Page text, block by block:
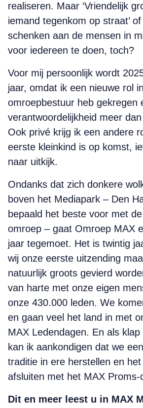
realiseren. Maar ‘Vriendelijk
iemand tegenkom op straat’ of
schenken aan de mensen in
voor iedereen te doen, toch?
Voor mij persoonlijk wordt
jaar, omdat ik een nieuwe rol
omroepbestuur heb gekregen
verantwoordelijkheid meer
Ook privé krijg ik een andere
eerste kleinkind is op komst,
naar uitkijk.
Ondanks dat zich donkere
boven het Mediapark – Den
bepaald het beste voor met
omroep – gaat Omroep MAX
jaar tegemoet. Het is twintig
wij onze eerste uitzending
natuurlijk groots gevierd
van harte met onze eigen
onze 430.000 leden. We
en gaan veel het land in met
MAX Ledendagen. En als klap
kan ik aankondigen dat we
traditie in ere herstellen en
afsluiten met het MAX Proms-
Dit en meer leest u in MAX